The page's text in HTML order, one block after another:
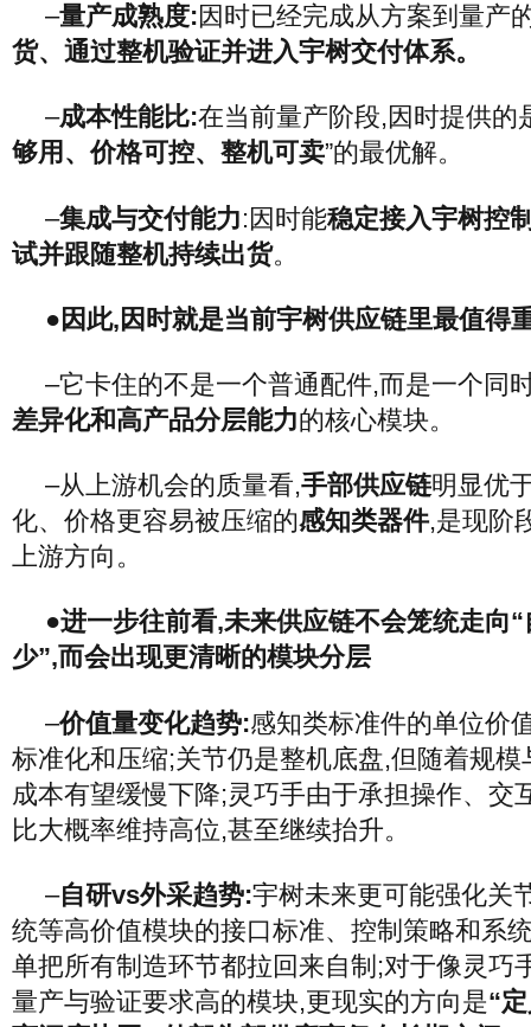
–量产成熟度:因时已经完成从方案到量产
货、通过整机验证并进入宇树交付体系。
–成本性能比:在当前量产阶段,因时提供的
够用、价格可控、整机可卖”的最优解。
–集成与交付能力:因时能稳定接入宇树控
试并跟随整机持续出货。
●因此,因时就是当前宇树供应链里最值得
–它卡住的不是一个普通配件,而是一个同
差异化和高产品分层能力的核心模块。
–从上游机会的质量看,手部供应链明显优
化、价格更容易被压缩的感知类器件,是现阶
上游方向。
●进一步往前看,未来供应链不会笼统走向
少”,而会出现更清晰的模块分层
–价值量变化趋势:感知类标准件的单位价
标准化和压缩;关节仍是整机底盘,但随着规
成本有望缓慢下降;灵巧手由于承担操作、交
比大概率维持高位,甚至继续抬升。
–自研vs外采趋势:宇树未来更可能强化关
统等高价值模块的接口标准、控制策略和系
单把所有制造环节都拉回来自制;对于像灵巧
量产与验证要求高的模块,更现实的方向是“